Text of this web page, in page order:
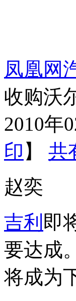
凤凰网
收购沃
2010年
印 】 共
赵奕
吉利 即
要达成
将成为